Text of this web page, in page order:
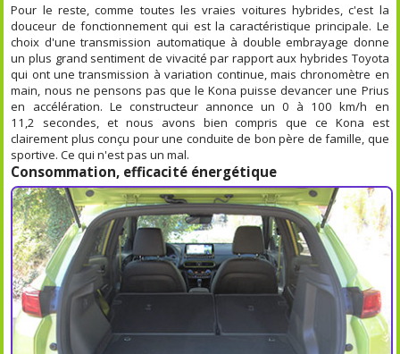
Pour le reste, comme toutes les vraies voitures hybrides, c'est la
douceur de fonctionnement qui est la caractéristique principale. Le
choix d'une transmission automatique à double embrayage donne
un plus grand sentiment de vivacité par rapport aux hybrides Toyota
qui ont une transmission à variation continue, mais chronomètre en
main, nous ne pensons pas que le Kona puisse devancer une Prius
en accélération. Le constructeur annonce un 0 à 100 km/h en
11,2 secondes, et nous avons bien compris que ce Kona est
clairement plus conçu pour une conduite de bon père de famille, que
sportive. Ce qui n'est pas un mal.
Consommation, efficacité énergétique